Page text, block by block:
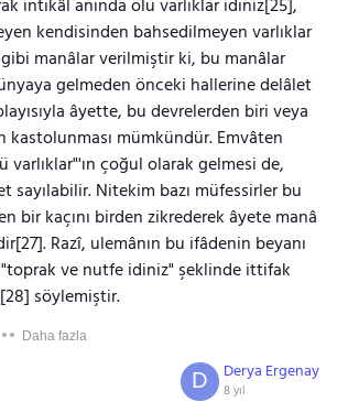
intikâl anında ölü varlıklar idiniz[25],
kendisinden bahsedilmeyen varlıklar
manâlar verilmiştir ki, bu manâlar
gelmeden önceki hallerine delâlet
âyette, bu devrelerden biri veya
kastolunması mümkündür. Emvâten
varlıklar"'ın çoğul olarak gelmesi de,
sayılabilir. Nitekim bazı müfessirler bu
bir kaçını birden zikrederek âyete manâ
Razî, ulemânın bu ifâdenin beyanı
"toprak ve nutfe idiniz" şeklinde ittifak
söylemiştir.
Daha fazla
Derya Ergenay
8 yıl
D